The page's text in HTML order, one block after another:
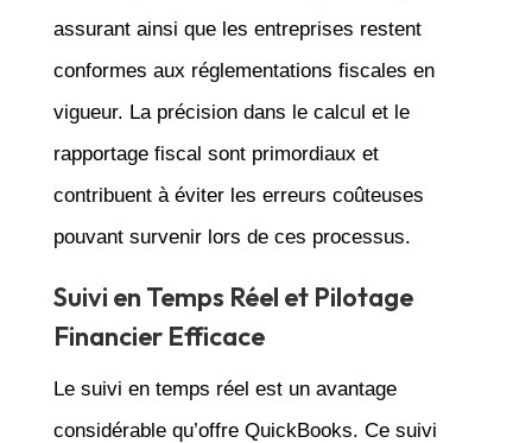
assurant ainsi que les entreprises restent
conformes aux réglementations fiscales en
vigueur. La précision dans le calcul et le
rapportage fiscal sont primordiaux et
contribuent à éviter les erreurs coûteuses
pouvant survenir lors de ces processus.
Suivi en Temps Réel et Pilotage
Financier Efficace
Le suivi en temps réel est un avantage
considérable qu’offre QuickBooks. Ce suivi